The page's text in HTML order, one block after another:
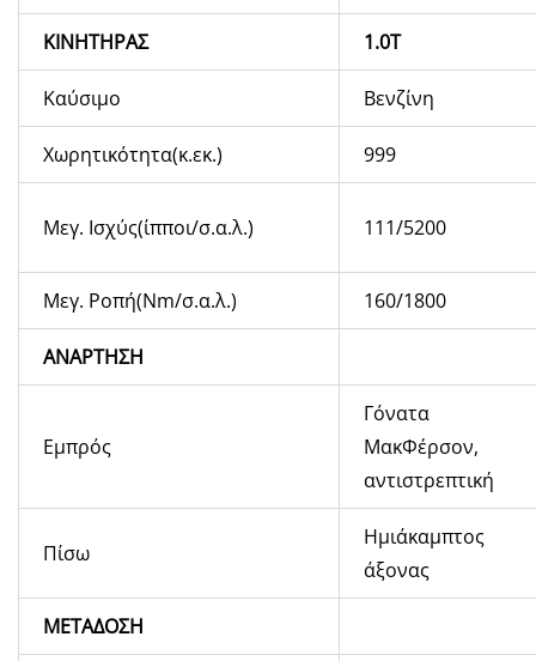
ΚΙΝΗΤΗΡΑΣ 1.0Τ
Καύσιμο Βενζίνη
Χωρητικότητα(κ.εκ.) 999
Μεγ. Ισχύς(ίπποι/σ.α.λ.) 111/5200
Μεγ. Ροπή(Nm/σ.α.λ.) 160/1800
ΑΝΑΡΤΗΣΗ
Εμπρός
Γόνατα
ΜακΦέρσον,
αντιστρεπτική
Πίσω
Ημιάκαμπτος
άξονας
ΜΕΤΑΔΟΣΗ